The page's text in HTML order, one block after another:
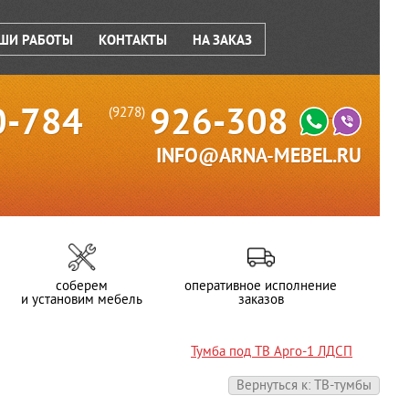
РАБОТЫ КОНТАКТЫ НА ЗАКАЗ
784 (9278) 926-308
INFO@ARNA-MEBEL.RU
соберем
и установим мебель
оперативное исполнение
заказов
Тумба под ТВ Арго-1 ЛДСП
Вернуться к: ТВ-тумбы